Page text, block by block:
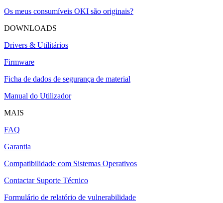
Os meus consumíveis OKI são originais?
DOWNLOADS
Drivers & Utilitários
Firmware
Ficha de dados de segurança de material
Manual do Utilizador
MAIS
FAQ
Garantia
Compatibilidade com Sistemas Operativos
Contactar Suporte Técnico
Formulário de relatório de vulnerabilidade